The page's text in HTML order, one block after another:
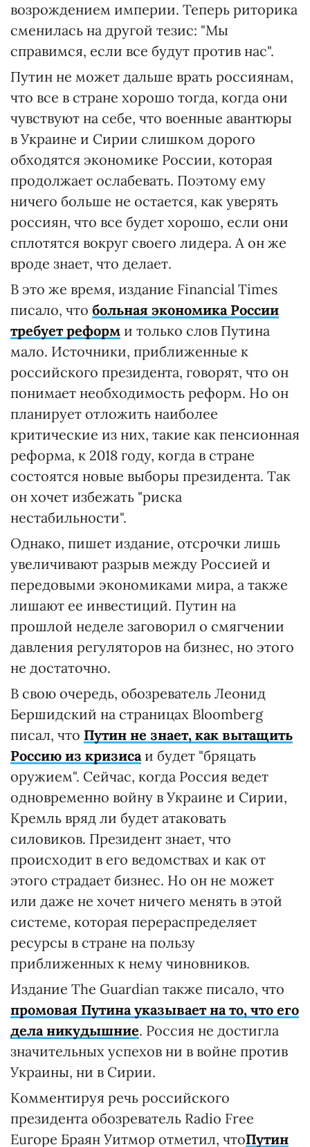
возрождением империи. Теперь риторика
сменилась на другой тезис: "Мы
справимся, если все будут против нас".
Путин не может дальше врать россиянам,
что все в стране хорошо тогда, когда они
чувствуют на себе, что военные авантюры
в Украине и Сирии слишком дорого
обходятся экономике России, которая
продолжает ослабевать. Поэтому ему
ничего больше не остается, как уверять
россиян, что все будет хорошо, если они
сплотятся вокруг своего лидера. А он же
вроде знает, что делает.
В это же время, издание Financial Times
писало, что больная экономика России
требует реформ и только слов Путина
мало. Источники, приближенные к
российского президента, говорят, что он
понимает необходимость реформ. Но он
планирует отложить наиболее
критические из них, такие как пенсионная
реформа, к 2018 году, когда в стране
состоятся новые выборы президента. Так
он хочет избежать "риска
нестабильности".
Однако, пишет издание, отсрочки лишь
увеличивают разрыв между Россией и
передовыми экономиками мира, а также
лишают ее инвестиций. Путин на
прошлой неделе заговорил о смягчении
давления регуляторов на бизнес, но этого
не достаточно.
В свою очередь, обозреватель Леонид
Бершидский на страницах Bloomberg
писал, что Путин не знает, как вытащить
Россию из кризисаи будет "бряцать
оружием". Сейчас, когда Россия ведет
одновременно войну в Украине и Сирии,
Кремль вряд ли будет атаковать
силовиков. Президент знает, что
происходит в его ведомствах и как от
этого страдает бизнес. Но он не может
или даже не хочет ничего менять в этой
системе, которая перераспределяет
ресурсы в стране на пользу
приближенных к нему чиновников.
Издание The Guardian также писало, что
промовая Путина указывает на то, что его
дела никудышние. Россия не достигла
значительных успехов ни в войне против
Украины, ни в Сирии.
Комментируя речь российского
президента обозреватель Radio Free
Europe Браян Уитмор отметил, чтоПутин